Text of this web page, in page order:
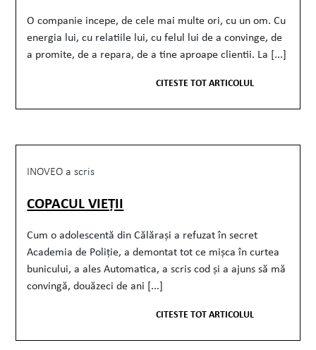
O companie incepe, de cele mai multe ori, cu un om. Cu
energia lui, cu relatiile lui, cu felul lui de a convinge, de
a promite, de a repara, de a tine aproape clientii. La [...]
CITESTE TOT ARTICOLUL
INOVEO a scris
COPACUL VIEȚII
Cum o adolescentă din Călărași a refuzat în secret
Academia de Poliție, a demontat tot ce mișca în curtea
bunicului, a ales Automatica, a scris cod și a ajuns să mă
convingă, douăzeci de ani [...]
CITESTE TOT ARTICOLUL